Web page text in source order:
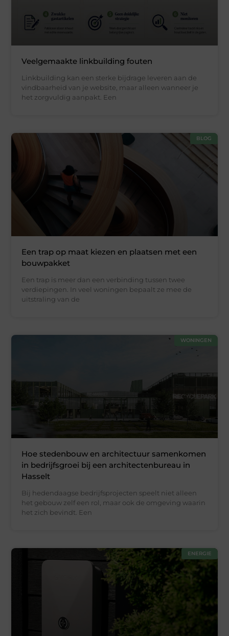
Veelgemaakte linkbuilding fouten
Linkbuilding kan een sterke bijdrage leveren aan de
vindbaarheid van je website, maar alleen wanneer je
het zorgvuldig aanpakt. Een
BLOG
Een trap op maat kiezen en plaatsen met een
bouwpakket
Een trap is meer dan een verbinding tussen twee
verdiepingen. In veel woningen bepaalt ze mee de
uitstraling van de
WONINGEN
Hoe stedenbouw en architectuur samenkomen
in bedrijfsgroei bij een architectenbureau in
Hasselt
Bij hedendaagse bedrijfsprojecten speelt niet alleen
het gebouw zelf een rol, maar ook de omgeving waarin
het zich bevindt. Een
ENERGIE